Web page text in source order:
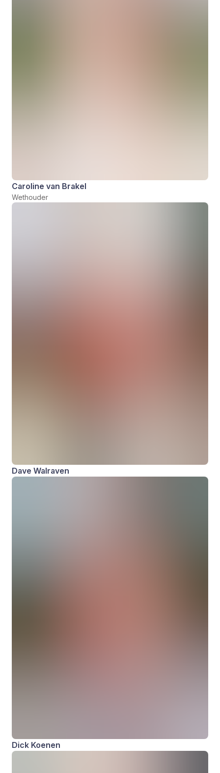
Caroline van Brakel
Wethouder
Dave Walraven
Dick Koenen